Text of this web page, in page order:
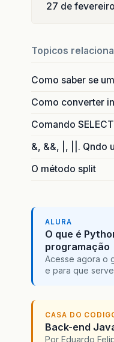
27 de
Topicos
Como saber se
Como converter
Comando
&, &&, |, ||. Qndo
O método split
ALURA
O que é
programação
Acesse agora o
e para que
CASA DO
Back-end
Por Eduardo